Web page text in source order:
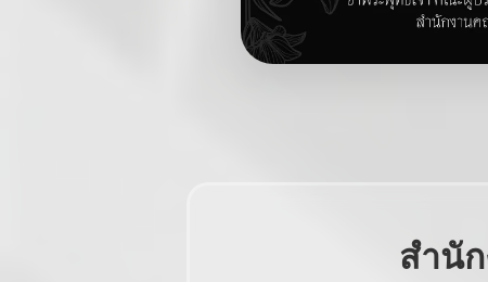
สำนั